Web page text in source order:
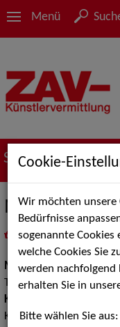
Menü
Suche nach
Manon & Co
inMeine Merkliste
Musik:Klassische und
Tanzmusik
Klassische und
Kammermusikgruppen
Cookie-
Wir möchten unsere
Bedürfnisse
sogenannte Cookies
welche Cookies Sie
werden nachfolgend
erhalten Sie in
Bitte wählen Sie aus: